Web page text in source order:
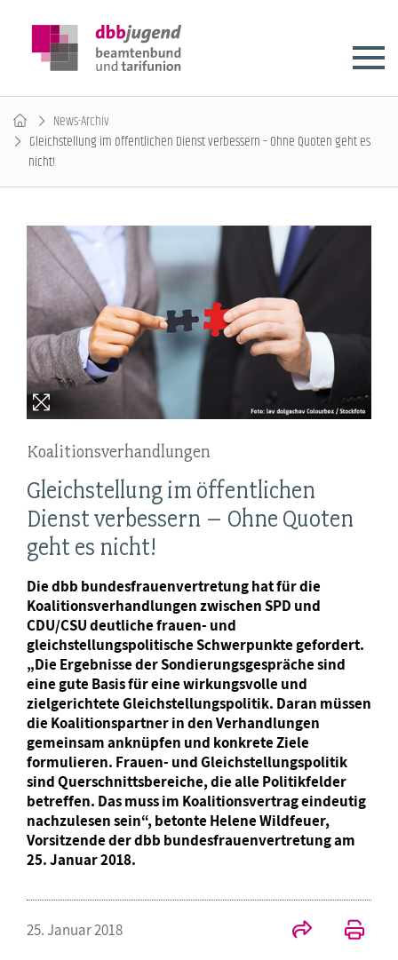
News-Archiv
Gleichstellung im öffentlichen Dienst verbessern – Ohne Quoten geht es
nicht!
Koalitionsverhandlungen
Gleichstellung im öffentlichen
Dienst verbessern – Ohne Quoten
geht es nicht!
Die dbb bundesfrauenvertretung hat für die
Koalitionsverhandlungen zwischen SPD und
CDU/CSU deutliche frauen- und
gleichstellungspolitische Schwerpunkte gefordert.
„Die Ergebnisse der Sondierungsgespräche sind
eine gute Basis für eine wirkungsvolle und
zielgerichtete Gleichstellungspolitik. Daran müssen
die Koalitionspartner in den Verhandlungen
gemeinsam anknüpfen und konkrete Ziele
formulieren. Frauen- und Gleichstellungspolitik
sind Querschnittsbereiche, die alle Politikfelder
betreffen. Das muss im Koalitionsvertrag eindeutig
nachzulesen sein“, betonte Helene Wildfeuer,
Vorsitzende der dbb bundesfrauenvertretung am
25. Januar 2018.
25. Januar 2018